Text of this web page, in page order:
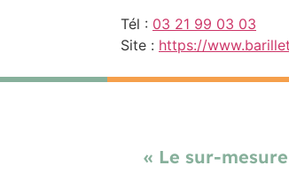
Tél : 03 21 99 03 03
Site : https://
« Le sur-